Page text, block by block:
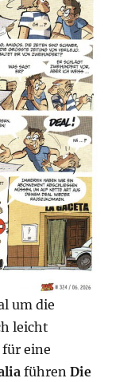
um die
leicht
eine
führenDie